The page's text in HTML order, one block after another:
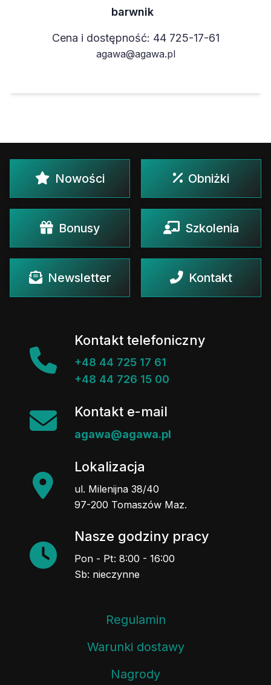
barwnik
Cena i dostępność: 44 725-17-61
agawa@agawa.pl
Nowości Obniżki
Bonusy Szkolenia
Newsletter Kontakt
Kontakt telefoniczny
+48 44 725 17 61
+48 44 726 15 00
Kontakt e-mail
agawa@agawa.pl
Lokalizacja
ul. Milenijna 38/40
97-200 Tomaszów Maz.
Nasze godziny pracy
Pon - Pt: 8:00 - 16:00
Sb: nieczynne
Regulamin
Warunki dostawy
Nagrody